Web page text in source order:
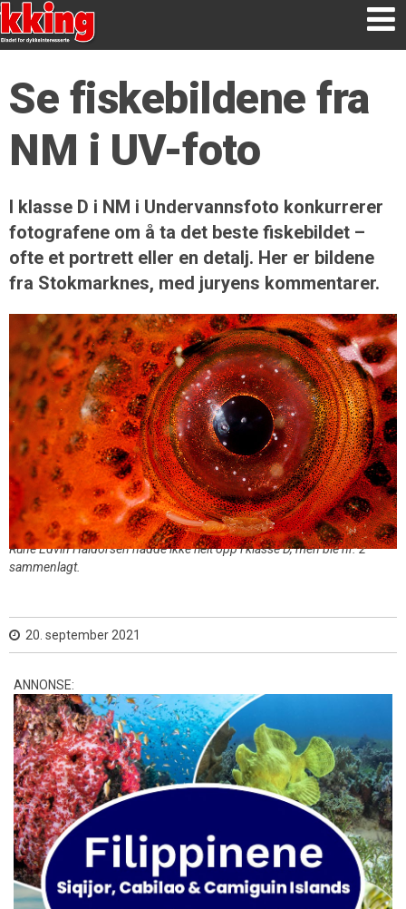
Se fiskebildene fra
NM i UV-foto
I klasse D i NM i Undervannsfoto konkurrerer
fotografene om å ta det beste fiskebildet –
ofte et portrett eller en detalj. Her er bildene
fra Stokmarknes, med juryens kommentarer.
Rune Edvin Haldorsen nådde ikke helt opp i klasse D, men ble nr. 2
sammenlagt.
20. september 2021
ANNONSE: